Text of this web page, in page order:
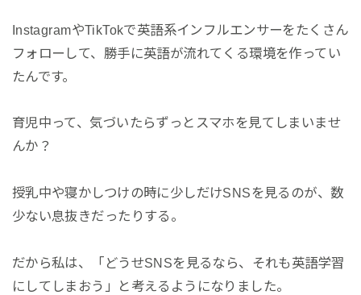
InstagramやTikTokで英語系インフルエンサーをたくさん
フォローして、勝手に英語が流れてくる環境を作ってい
たんです。
育児中って、気づいたらずっとスマホを見てしまいませ
んか？
授乳中や寝かしつけの時に少しだけSNSを見るのが、数
少ない息抜きだったりする。
だから私は、「どうせSNSを見るなら、それも英語学習
にしてしまおう」と考えるようになりました。